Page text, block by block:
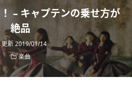
– キャプテンの乗せ方が
絶品
更新2019/01/14
楽曲